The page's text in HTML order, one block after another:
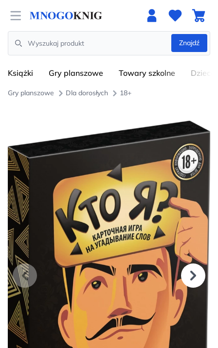
Open menu
Search
Znajdź
Książki Gry planszowe Towary szkolne
Gry planszowe Dla dorosłych 18+